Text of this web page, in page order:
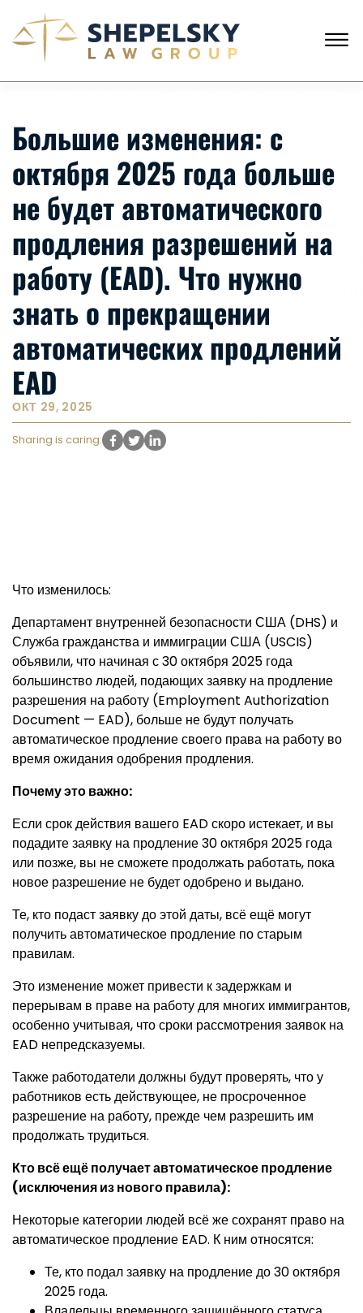
☰
НАША КОМАНДА
УСЛУГИ
ИСТОРИИ КЛИЕНТОВ
НОВОСТИ
КОНТАКТЫ
Большие изменения: с
октября 2025 года больше
не будет автоматического
продления разрешений на
работу (EAD). Что нужно
знать о прекращении
автоматических продлений
EAD
ОКТ 29, 2025
Sharing is caring:
Что изменилось:
Департамент внутренней безопасности США (DHS) и
Служба гражданства и иммиграции США (USCIS)
объявили, что начиная с 30 октября 2025 года
большинство людей, подающих заявку на продление
разрешения на работу (Employment Authorization
Document — EAD), больше не будут получать
автоматическое продление своего права на работу во
время ожидания одобрения продления.
Почему это важно:
Если срок действия вашего EAD скоро истекает, и вы
подадите заявку на продление 30 октября 2025 года
или позже, вы не сможете продолжать работать, пока
новое разрешение не будет одобрено и выдано.
Те, кто подаст заявку до этой даты, всё ещё могут
получить автоматическое продление по старым
правилам.
Это изменение может привести к задержкам и
перерывам в праве на работу для многих иммигрантов,
особенно учитывая, что сроки рассмотрения заявок на
EAD непредсказуемы.
Также работодатели должны будут проверять, что у
работников есть действующее, не просроченное
разрешение на работу, прежде чем разрешить им
продолжать трудиться.
Кто всё ещё получает автоматическое продление
(исключения из нового правила):
Некоторые категории людей всё же сохранят право на
автоматическое продление EAD. К ним относятся:
Те, кто подал заявку на продление до 30 октября
2025 года.